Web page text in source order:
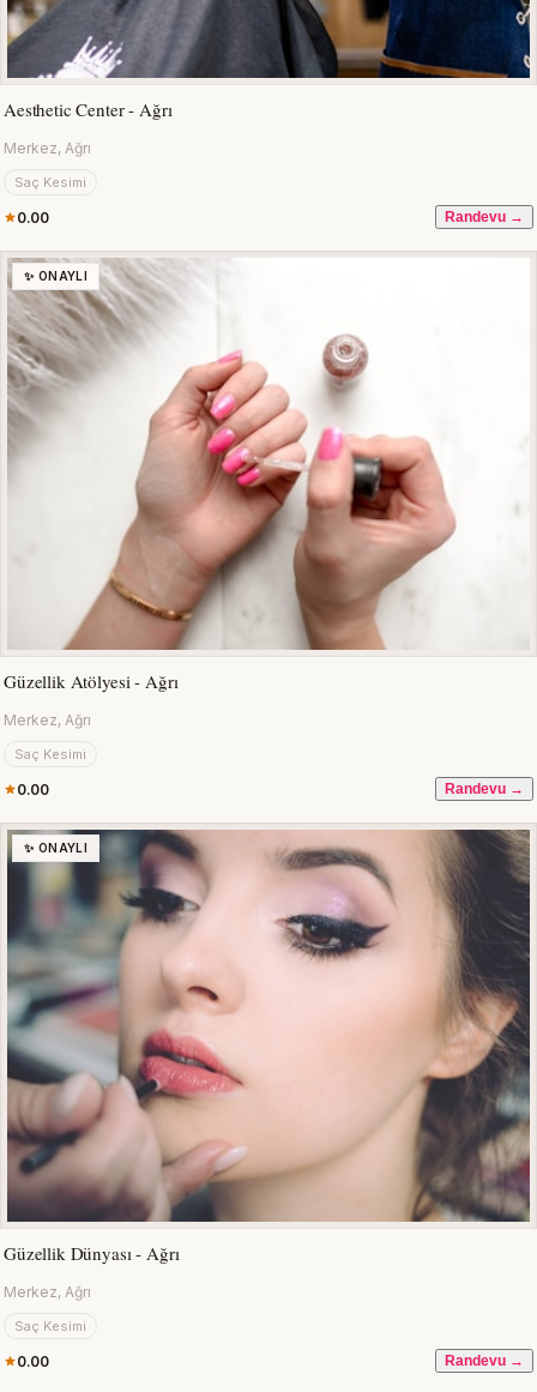
Aesthetic Center - Ağrı
Merkez, Ağrı
Saç Kesimi
0.00 Randevu →
✨ ONAYLI
Güzellik Atölyesi - Ağrı
Merkez, Ağrı
Saç Kesimi
0.00 Randevu →
✨ ONAYLI
Güzellik Dünyası - Ağrı
Merkez, Ağrı
Saç Kesimi
0.00 Randevu →